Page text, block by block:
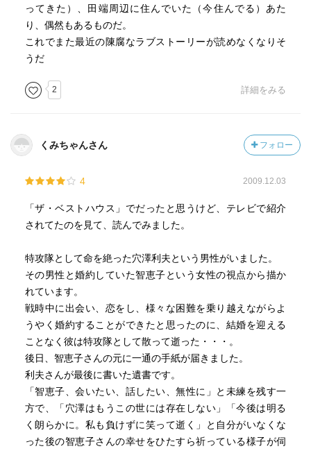
ってきた）、田端周辺に住んでいた（今住んでる）あた
り、偶然もあるものだ。
これでまた最近の陳腐なラブストーリーが読めなくなりそ
うだ
2 詳細をみる
くみちゃんさん フォロー
4 2009.12.03
「ザ・ベストハウス」でだったと思うけど、テレビで紹介
されてたのを見て、読んでみました。
特攻隊として命を絶った穴澤利夫という男性がいました。
その男性と婚約していた智恵子という女性の視点から描か
れています。
戦時中に出会い、恋をし、様々な困難を乗り越えながらよ
うやく婚約することができたと思ったのに、結婚を迎える
ことなく彼は特攻隊として散って逝った・・・。
後日、智恵子さんの元に一通の手紙が届きました。
利夫さんが最後に書いた遺書です。
「智恵子、会いたい、話したい、無性に」と未練を残す一
方で、「穴澤はもうこの世には存在しない」「今後は明る
く朗らかに。私も負けずに笑って逝く」と自分がいなくな
った後の智恵子さんの幸せをひたすら祈っている様子が伺